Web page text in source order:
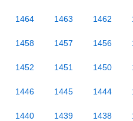
1464 1463 1462
1458 1457 1456
1452 1451 1450
1446 1445 1444
1440 1439 1438